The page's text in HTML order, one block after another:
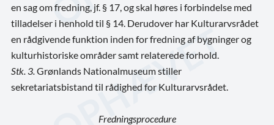
en sag om fredning, jf. § 17, og skal høres i forbindelse med
tilladelser i henhold til § 14. Derudover har Kulturarvsrådet
en rådgivende funktion inden for fredning af bygninger og
kulturhistoriske områder samt relaterede forhold.
Stk. 3. Grønlands Nationalmuseum stiller
sekretariatsbistand til rådighed for Kulturarvsrådet.
Fredningsprocedure